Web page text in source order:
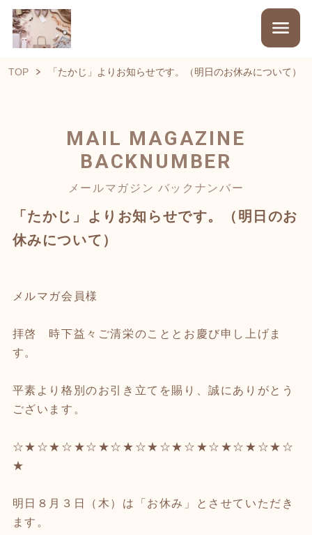
TOP 「たかじ」よりお知らせです。（明日のお休みについて）
MAIL MAGAZINE
BACKNUMBER
メールマガジン バックナンバー
「たかじ」よりお知らせです。（明日のお
休みについて）
メルマガ会員様
拝啓 時下益々ご清栄のこととお慶び申し上げま
す。
平素より格別のお引き立てを賜り、誠にありがとう
ございます。
☆★☆★☆★☆★☆★☆★☆★☆★☆★☆★☆★☆
★
明日８月３日（木）は「お休み」とさせていただき
ます。